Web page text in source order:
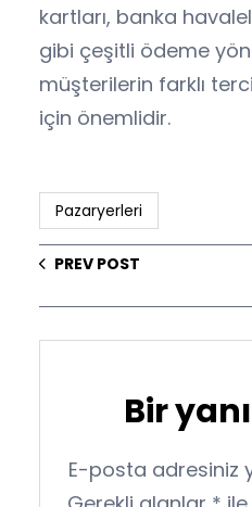
kartları, banka
gibi çeşitli ödeme
müşterilerin farklı
için önemlidir.
Pazaryerleri
PREV POST
Bir
E-posta adresiniz